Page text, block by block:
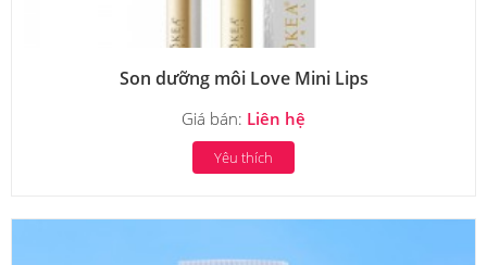
Son dưỡng môi Love Mini Lips
Giá bán: Liên hệ
Yêu thích